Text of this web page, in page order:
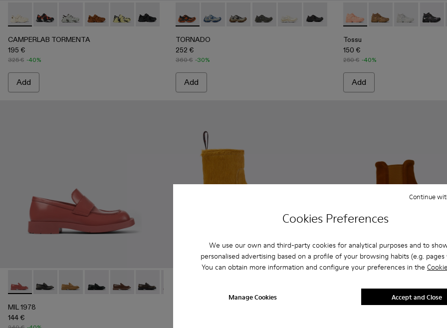
Cookies Preferences
We use our own and third-party cookies for analytical purposes and to
personalised advertising based on a profile of your browsing habits (e.g. pages
You can obtain more information and configure your preferences in the
Manage Cookies
Continue
Accept and Close
CAMPERLAB TORMENTA - A500028-001 - White Textile Semi-Open Sneakers
CAMPERLAB TORMENTA - A500028-007
CAMPERLAB TORMENTA - A500028-006 - GRAY
CAMPERLAB TORMENTA - A500028-004
CAMPERLAB TORMENTA - A500028-003
CAMPERLAB TORMENTA - A500028-002 - BLACK
CAMPERLAB TORMENTA
195 €
325 € -40%
Add
TORNADO - A500043-009 - GRAY-ORANGE
TORNADO - A500043-008 - GRAY-BLUE
TORNADO - A500043-007
TORNADO - A500043-006
TORNADO - A500043-002
TORNADO - A500043-001
TORNADO
252 €
360 € -30%
Add
Tossu - A500005-017 - Pink
Tossu - A500005-
Tossu -Tossu
Tossu
150 €
250 € -40%
Add
MIL 1978 - A500003-012 - Red Leather Moccasin
MIL 1978 - A500003-025
MIL 1978 - A500003-024
MIL 1978 - A500003-021
MIL 1978 - A500003-018
MIL 1978 - A500003-016
MIL 1978 - A500003-014 MIL 1978 - A500003-005
MIL 1978 - A500003-001
MIL 1978
144 €
CAMPERLAB CARAMBA
CAMPERLAB
CAMPERLAB CARAMBA